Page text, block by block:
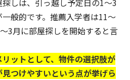
しは、引っ越し予定日の1～3
般的です。推薦入学者は11～
3月に部屋探しを開始すると言
ットとして、物件の選択肢が
つけやすいという点が挙げら